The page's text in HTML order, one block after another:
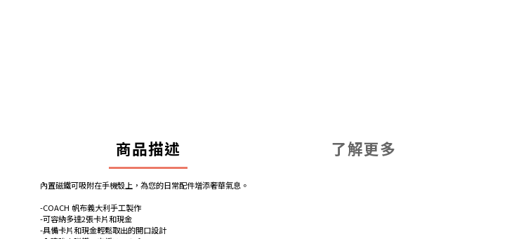
商品描述 了解更多
內置磁鐵可吸附在手機殼上，為您的日常配件增添奢華氣息。
-COACH 帆布義大利手工製作
-可容納多達2張卡片和現金
-具備卡片和現金輕鬆取出的開口設計